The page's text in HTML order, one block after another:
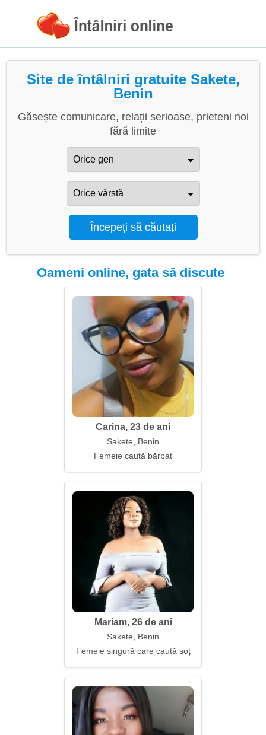
Site de întâlniri gratuite Sakete,
Benin
Găsește comunicare, relații serioase, prieteni noi
fără limite
Oameni online, gata să discute
Carina, 23 de ani
Sakete, Benin
Femeie caută bărbat
Mariam, 26 de ani
Sakete, Benin
Femeie singură care caută soț